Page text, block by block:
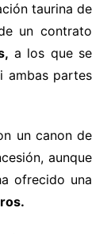
taurina de
un contrato
a los que se
ambas partes
un canon de
aunque
ofrecido una